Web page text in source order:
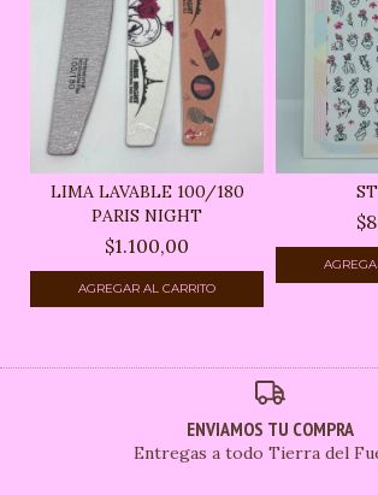
LIMA LAVABLE 100/180
PARIS NIGHT
$1.100,00
ENVIAMOS TU COMPRA
Entregas a todo Tierra del